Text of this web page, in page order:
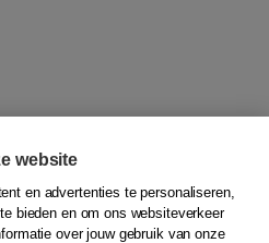
website
en advertenties te personaliseren,
bieden en om ons websiteverkeer
over jouw gebruik van onze